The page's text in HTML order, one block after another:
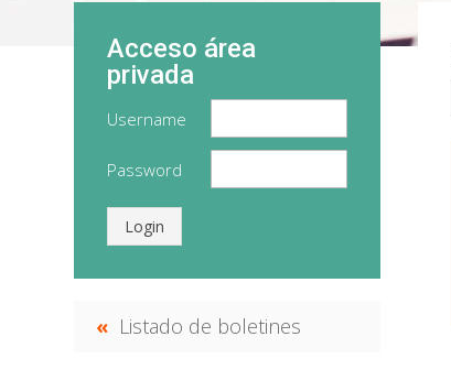
Acceso área
privada
Username
Password
Login
Listado de boletines